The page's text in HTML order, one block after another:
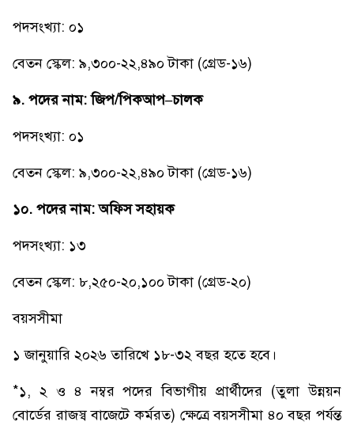
পদসংখ্যা: ০১
বেতন স্কেল: ৯,৩০০-২২,৪৯০ টাকা (গ্রেড-১৬)
৯. পদের নাম: জিপ/পিকআপ–চালক
পদসংখ্যা: ০১
বেতন স্কেল: ৯,৩০০-২২,৪৯০ টাকা (গ্রেড-১৬)
১০. পদের নাম: অফিস সহায়ক
পদসংখ্যা: ১৩
বেতন স্কেল: ৮,২৫০-২০,১০০ টাকা (গ্রেড-২০)
বয়সসীমা
১ জানুয়ারি ২০২৬ তারিখে ১৮-৩২ বছর হতে হবে।
*১, ২ ও ৪ নম্বর পদের বিভাগীয় প্রার্থীদের (তুলা উন্নয়ন
বোর্ডের রাজস্ব বাজেটে কর্মরত) ক্ষেত্রে বয়সসীমা ৪০ বছর পর্যন্ত